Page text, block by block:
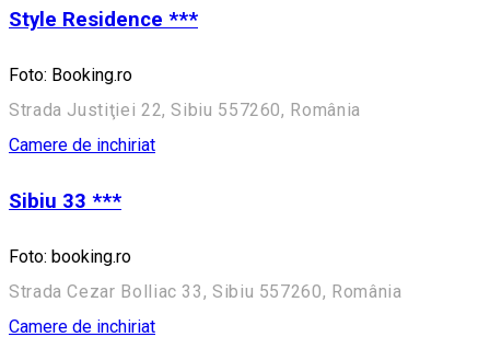
Style Residence ***
Foto: Booking.ro
Strada Justiţiei 22, Sibiu 557260, România
Camere de inchiriat
Sibiu 33 ***
Foto: booking.ro
Strada Cezar Bolliac 33, Sibiu 557260, România
Camere de inchiriat